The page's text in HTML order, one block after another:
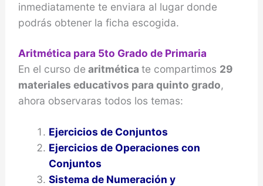
inmediatamente te enviara al lugar donde
podrás obtener la ficha escogida.
Aritmética para 5to Grado de Primaria
En el curso de aritmética te compartimos 29
materiales educativos para quinto grado,
ahora observaras todos los temas:
Ejercicios de Conjuntos
Ejercicios de Operaciones con
Conjuntos
Sistema de Numeración y